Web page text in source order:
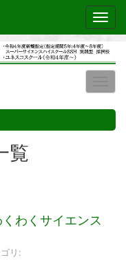
覧
わくサイエンス
リ: